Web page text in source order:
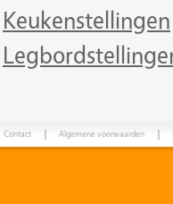
Keukenstellingen
Contact Algemene voorwaarden